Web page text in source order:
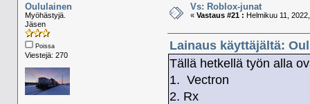
Oululainen
Myöhästyjä.
Jäsen
Poissa
Viestejä: 270
Vs: Roblox-junat
« Vastaus #21 : Helmikuu 11,
Lainaus käyttäjältä:
Tällä hetkellä työn alla
1. Vectron
2. Rx